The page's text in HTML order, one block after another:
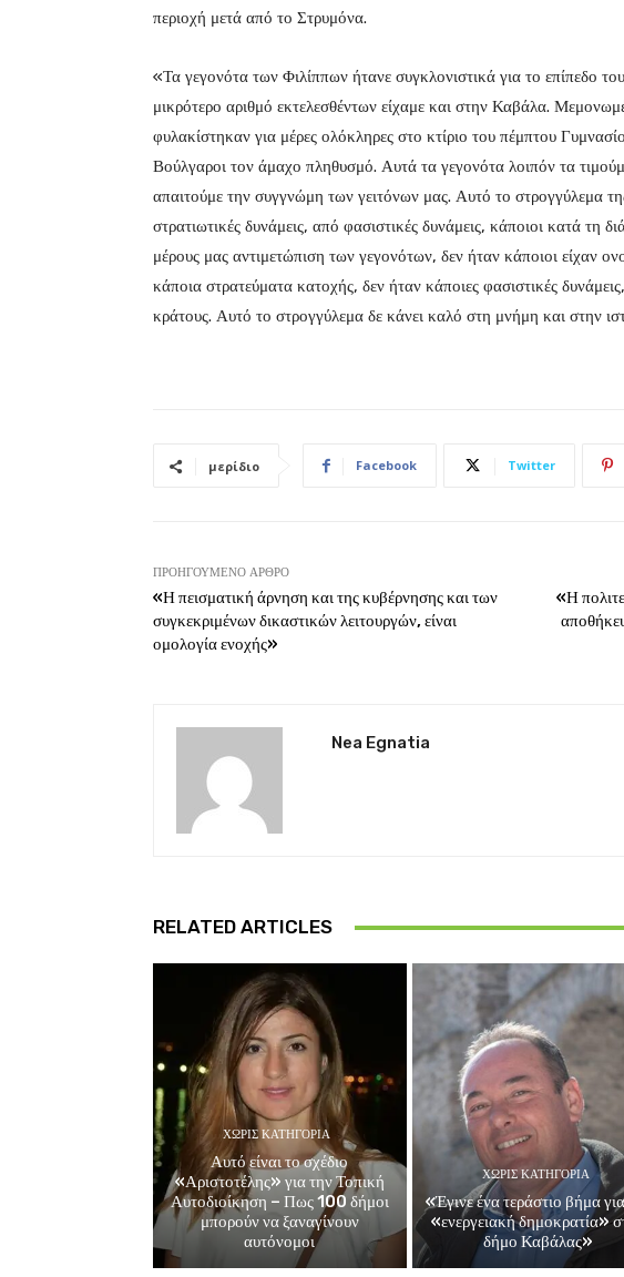
περιοχή μετά από το Στρυμόνα.
«Τα γεγονότα των Φιλίππων ήτανε συγκλονιστικά για το επίπεδο
μικρότερο αριθμό εκτελεσθέντων είχαμε και στην Καβάλα.
φυλακίστηκαν για μέρες ολόκληρες στο κτίριο του πέμπτου
Βούλγαροι τον άμαχο πληθυσμό. Αυτά τα γεγονότα λοιπόν τα
απαιτούμε την συγγνώμη των γειτόνων μας. Αυτό το στρογγύλεμα
στρατιωτικές δυνάμεις, από φασιστικές δυνάμεις, κάποιοι κατά τη
μέρους μας αντιμετώπιση των γεγονότων, δεν ήταν κάποιοι είχαν
κάποια στρατεύματα κατοχής, δεν ήταν κάποιες φασιστικές
κράτους. Αυτό το στρογγύλεμα δε κάνει καλό στη μνήμη και στην
μερίδιο Facebook Twitter
ΠΡΟΗΓΟΎΜΕΝΟ ΆΡΘΡΟ
«Η πεισματική άρνηση και της κυβέρνησης και των
συγκεκριμένων δικαστικών λειτουργών, είναι
ομολογία ενοχής»
«Η
Nea Egnatia
RELATED ARTICLES
ΧΩΡΊΣ ΚΑΤΗΓΟΡΊΑ
Αυτό είναι το σχέδιο
«Αριστοτέλης» για την Τοπική
Αυτοδιοίκηση – Πως 100 δήμοι
μπορούν να ξαναγίνουν
αυτόνομοι
ΧΩΡΊΣ ΚΑΤΗΓΟΡΊΑ
«Έγινε ένα τεράστιο βήμα
«ενεργειακή δημοκρατία»
δήμο Καβάλας»